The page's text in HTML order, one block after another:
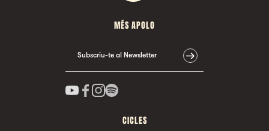
MÉS APOLO
Subscriu-te al Newsletter
CICLES